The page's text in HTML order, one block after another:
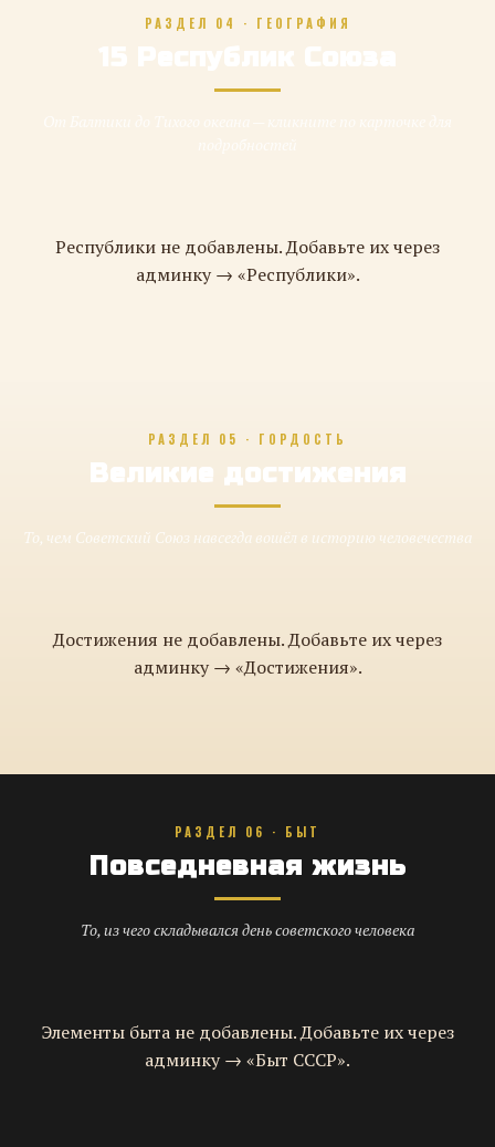
РАЗДЕЛ 04 · ГЕОГРАФИЯ
15 Республик Союза
Республики не добавлены. Добавьте их через
админку → «Республики».
РАЗДЕЛ 05 · ГОРДОСТЬ
Великие достижения
То, чем Советский Союз навсегда вошёл в историю человечества
Достижения не добавлены. Добавьте их через
админку → «Достижения».
РАЗДЕЛ 06 · БЫТ
Повседневная жизнь
То, из чего складывался день советского человека
Элементы быта не добавлены. Добавьте их через
админку → «Быт СССР».